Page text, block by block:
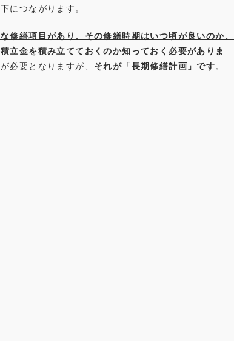
につながります。
修繕項目があり、その修繕時期はいつ頃が良いのか、
立金を積み立てておくのか知っておく必要がありま
必要となりますが、 それが「長期修繕計画」です。